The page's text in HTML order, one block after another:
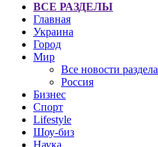
ВСЕ РАЗДЕЛЫ
Главная
Украина
Город
Мир
Все новости раздела
Россия
Бизнес
Спорт
Lifestyle
Шоу-биз
Наука